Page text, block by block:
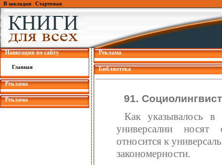
В закладки Стартовая
Навигация по сайту
Главная
Реклама
Реклама
Реклама
Библиотека
91.
Как указывалось
универсалии носят
относится к
закономерности.